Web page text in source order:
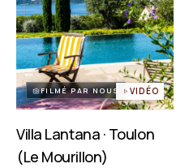
FILMÉ PAR NOUS VIDÉO
Villa Lantana · Toulon
(Le Mourillon)